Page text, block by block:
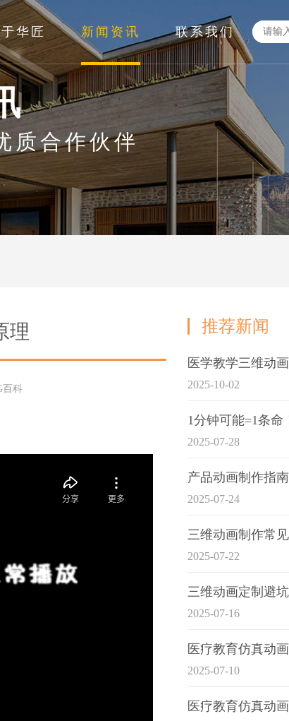
华匠 新闻资讯 联系我们
质合作伙伴
理
百科
推荐新闻
2025-10-02
2025-07-28
2025-07-24
2025-07-22
2025-07-16
2025-07-10